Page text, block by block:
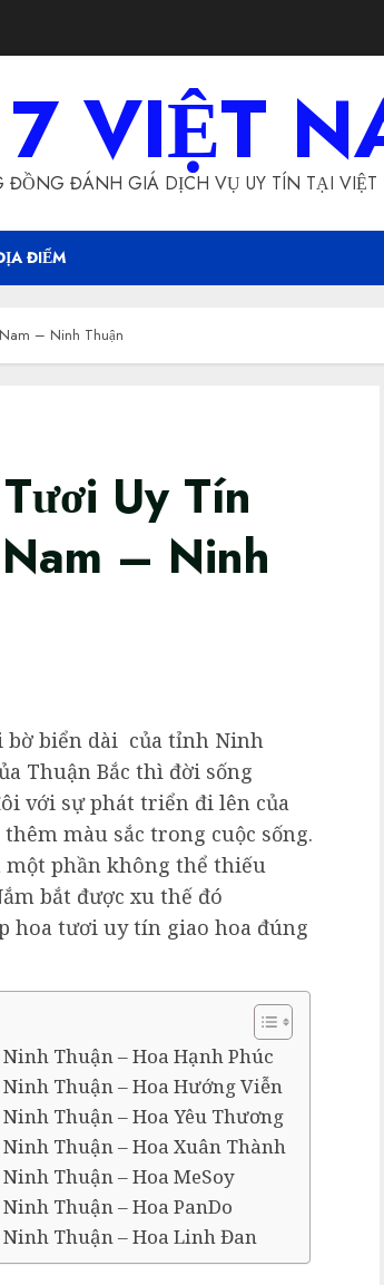
7 VIỆT
ĐỒNG ĐÁNH GIÁ DỊCH VỤ UY TÍN TẠI VIỆT
ĐIỂM
– Ninh Thuận
Uy Tín
– Ninh
bờ biển dài của tỉnh Ninh
Thuận Bắc thì đời sống
với sự phát triển đi lên của
màu sắc trong cuộc sống.
phần không thể thiếu
bắt được xu thế đó
hoa tươi uy tín giao hoa đúng
Thuận – Hoa Hạnh Phúc
Thuận – Hoa Hướng Viễn
Thuận – Hoa Yêu Thương
Thuận – Hoa Xuân Thành
Thuận – Hoa MeSoy
Thuận – Hoa PanDo
Thuận – Hoa Linh Đan